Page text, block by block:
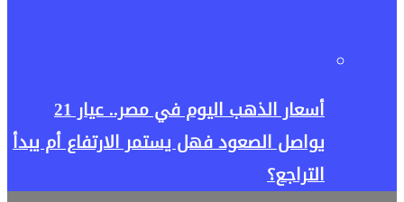
أسعار الذهب اليوم في مصر.. عيار 21
يواصل الصعود فهل يستمر الارتفاع أم يبدأ
التراجع؟